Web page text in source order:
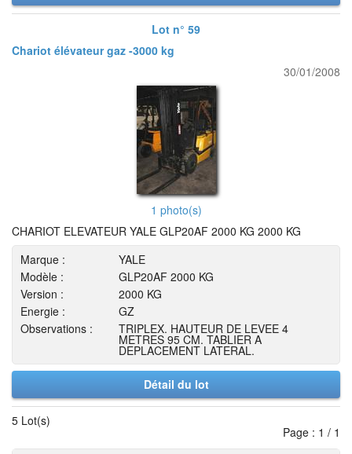
Lot n° 59
Chariot élévateur gaz -3000 kg
30/01/2008
1 photo(s)
CHARIOT ELEVATEUR YALE GLP20AF 2000 KG 2000 KG
Marque :
YALE
Modèle :
GLP20AF 2000 KG
Version :
2000 KG
Energie :
GZ
Observations :
TRIPLEX. HAUTEUR DE LEVEE 4
METRES 95 CM. TABLIER A
DEPLACEMENT LATERAL.
Détail du lot
5 Lot(s)
Page : 1 / 1